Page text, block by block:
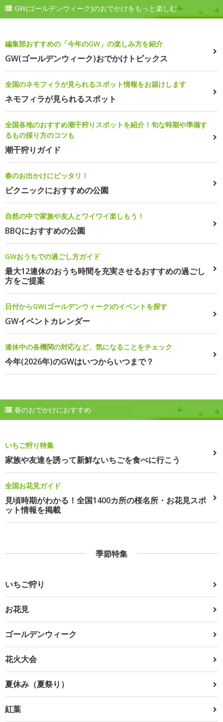
GW(ゴールデンウィーク)のおでかけをもっと楽しむ
編集部おすすめの「今年のGW」の楽しみ方を紹介
GW(ゴールデンウィーク)おでかけトピックス
全国のネモフィラが見られるスポット情報をお届けします
ネモフィラが見られるスポット
全国各地のおすすめ潮干狩りスポットを紹介！旬な時期や準備す
るもの採り方のコツも
潮干狩りガイド
春のお出かけにピッタリ！
ピクニックにおすすめの公園
自然の中で家族や友人とワイワイ楽しもう！
BBQにおすすめの公園
GWおうちでの過ごし方ガイド
最大12連休のおうち時間を充実させるおすすめの過ごし
方をご提案
日付からGW(ゴールデンウィーク)のイベントを探す
GWイベントカレンダー
連休中の各機関の対応など、気になることをチェック
今年(2026年)のGWはいつからいつまで？
春のおでかけにおすすめ
いちご狩り特集
家族や友達を誘って新鮮ないちごを食べに行こう
全国お花見ガイド
見頃時期がわかる！全国1400カ所の桜名所・お花見スポ
ット情報を掲載
季節特集
いちご狩り
お花見
ゴールデンウィーク
花火大会
夏休み（夏祭り）
紅葉